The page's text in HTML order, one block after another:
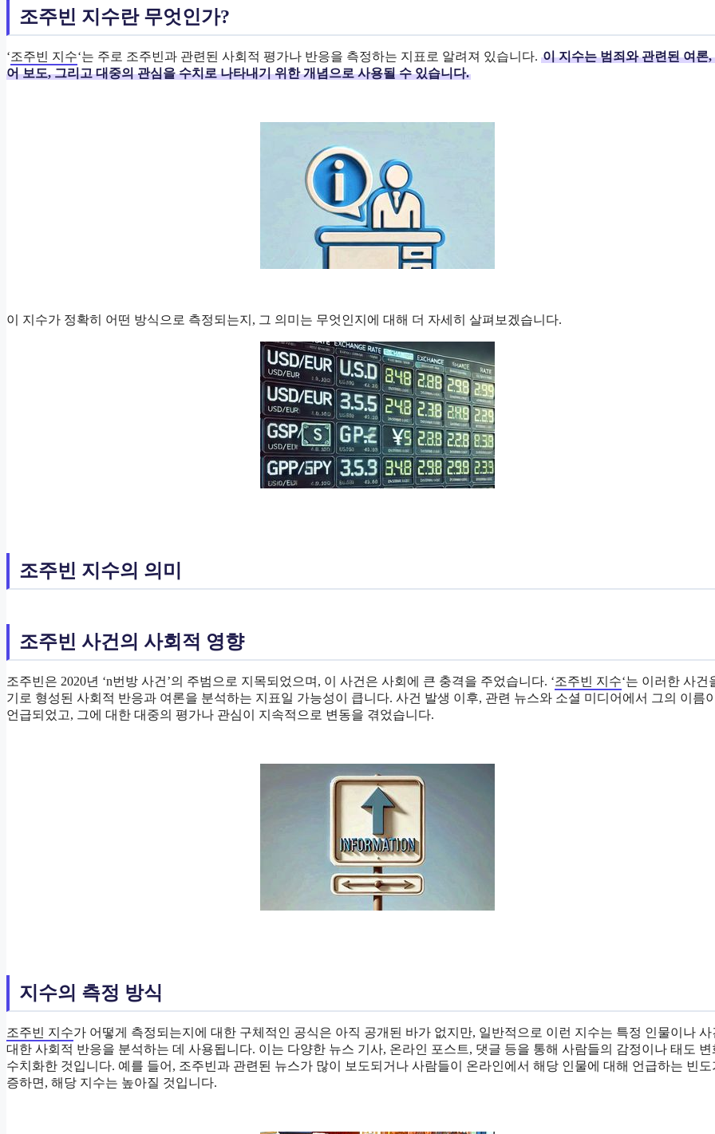
조주빈 지수란 무엇인가?
‘조주빈 지수‘는 주로 조주빈과 관련된 사회적 평가나 반응을 측정하는 지표로 알려져 있습니다. 이 지수는 범죄와 관련된 여론,
어 보도, 그리고 대중의 관심을 수치로 나타내기 위한 개념으로 사용될 수 있습니다.
이 지수가 정확히 어떤 방식으로 측정되는지, 그 의미는 무엇인지에 대해 더 자세히 살펴보겠습니다.
조주빈 지수의 의미
조주빈 사건의 사회적 영향
조주빈은 2020년 ‘n번방 사건’의 주범으로 지목되었으며, 이 사건은 사회에 큰 충격을 주었습니다. ‘조주빈 지수‘는 이러한 사건
기로 형성된 사회적 반응과 여론을 분석하는 지표일 가능성이 큽니다. 사건 발생 이후, 관련 뉴스와 소셜 미디어에서 그의 이름
언급되었고, 그에 대한 대중의 평가나 관심이 지속적으로 변동을 겪었습니다.
지수의 측정 방식
조주빈 지수가 어떻게 측정되는지에 대한 구체적인 공식은 아직 공개된 바가 없지만, 일반적으로 이런 지수는 특정 인물이나 사
대한 사회적 반응을 분석하는 데 사용됩니다. 이는 다양한 뉴스 기사, 온라인 포스트, 댓글 등을 통해 사람들의 감정이나 태도 변
수치화한 것입니다. 예를 들어, 조주빈과 관련된 뉴스가 많이 보도되거나 사람들이 온라인에서 해당 인물에 대해 언급하는 빈도
증하면, 해당 지수는 높아질 것입니다.